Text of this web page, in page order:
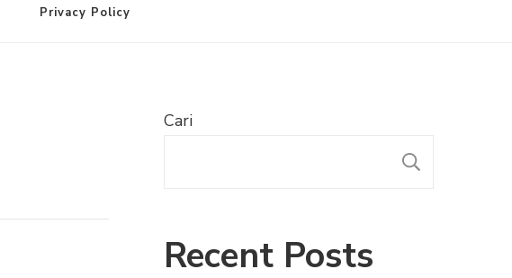
Privacy Policy
Cari
Recent Posts